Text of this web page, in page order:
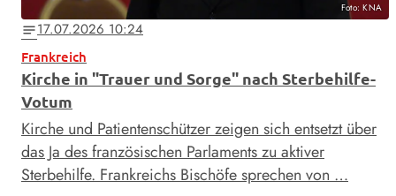
Foto: KNA
notes17.07.2026 10:24
Frankreich
Kirche in "Trauer und Sorge" nach Sterbehilfe-
Votum
Kirche und Patientenschützer zeigen sich entsetzt über
das Ja des französischen Parlaments zu aktiver
Sterbehilfe. Frankreichs Bischöfe sprechen von …